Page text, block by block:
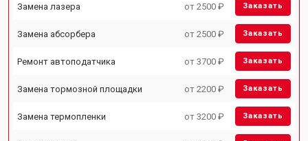
Замена лазера от 2500 ₽ Заказать
Замена абсорбера от 2500 ₽ Заказать
Ремонт автоподатчика от 3700 ₽ Заказать
Замена тормозной площадки от 2200 ₽ Заказать
Замена термопленки от 3200 ₽ Заказать